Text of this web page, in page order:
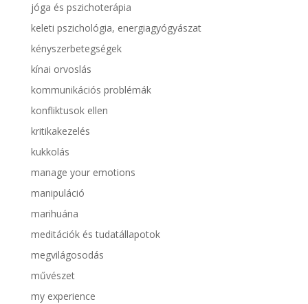
jóga és pszichoterápia
keleti pszichológia, energiagyógyászat
kényszerbetegségek
kínai orvoslás
kommunikációs problémák
konfliktusok ellen
kritikakezelés
kukkolás
manage your emotions
manipuláció
marihuána
meditációk és tudatállapotok
megvilágosodás
művészet
my experience